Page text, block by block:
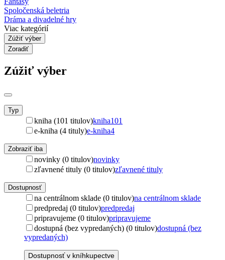
Spoločenská beletria
Dráma a divadelné hry
Viac kategórií
Zúžiť výber
Zoradiť
Zúžiť výber
Typ
kniha (101 titulov)kniha101
e-kniha (4 tituly)e-kniha4
Zobraziť iba
novinky (0 titulov)novinky
zľavnené tituly (0 titulov)zľavnené tituly
Dostupnosť
na centrálnom sklade (0 titulov)na centrálnom sklade
predpredaj (0 titulov)predpredaj
pripravujeme (0 titulov)pripravujeme
dostupná (bez vypredaných) (0 titulov)dostupná (bez
vypredaných)
Dostupnosť v kníhkupectve